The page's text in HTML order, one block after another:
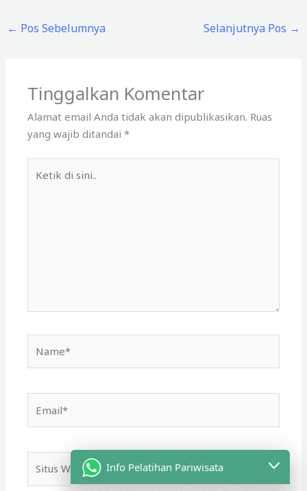
← Pos Sebelumnya Selanjutnya Pos →
Tinggalkan Komentar
Alamat email Anda tidak akan dipublikasikan. Ruas
yang wajib ditandai*
Web
Info Pelatihan Pariwisata